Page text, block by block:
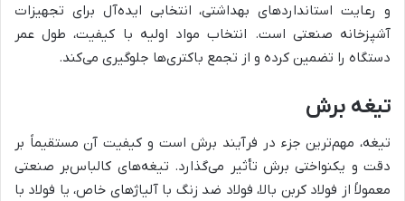
و رعایت استانداردهای بهداشتی، انتخابی ایده‌آل برای تجهیزات
آشپزخانه صنعتی است. انتخاب مواد اولیه با کیفیت، طول عمر
دستگاه را تضمین کرده و از تجمع باکتری‌ها جلوگیری می‌کند.
تیغه برش
تیغه، مهم‌ترین جزء در فرآیند برش است و کیفیت آن مستقیماً بر
دقت و یکنواختی برش تأثیر می‌گذارد. تیغه‌های کالباس‌بر صنعتی
معمولاً از فولاد کربن بالا، فولاد ضد زنگ با آلیاژهای خاص، یا فولاد با